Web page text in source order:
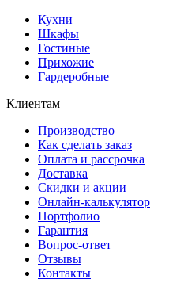
Кухни
Шкафы
Гостиные
Прихожие
Гардеробные
Клиентам
Производство
Как сделать заказ
Оплата и рассрочка
Доставка
Скидки и акции
Онлайн-калькулятор
Портфолио
Гарантия
Вопрос-ответ
Отзывы
Контакты